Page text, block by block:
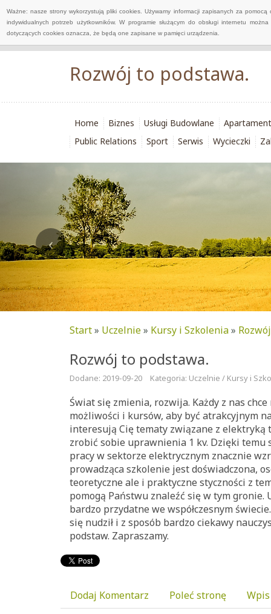
Ważne: nasze strony wykorzystują pliki cookies. Używamy informacji zapisanych za
indywidualnych potrzeb użytkowników. W programie służącym do obsługi internetu
dotyczących cookies oznacza, że będą one zapisane w pamięci urządzenia.
Rozwój to podstawa.
Home Biznes Usługi Budowlane
Public Relations
Sport Serwis Wycieczki
Start» Uczelnie» Kursy i Szkolenia»
Rozwój to podstawa.
Dodane: 2019-09-20 Kategoria: Uczelnie / Kursy i
Świat się zmienia, rozwija. Każdy z nas
możliwości i kursów, aby być atrakcyjnym
interesują Cię tematy związane z elektryką
zrobić sobie uprawnienia 1 kv. Dzięki temu
pracy w sektorze elektrycznym znacznie
prowadząca szkolenie jest doświadczona,
teoretyczne ale i praktyczne styczności z
pomogą Państwu znaleźć się w tym gronie.
bardzo przydatne we współczesnym
się nudził i z sposób bardzo ciekawy
podstaw. Zapraszamy.
Dodaj Komentarz Poleć stronę